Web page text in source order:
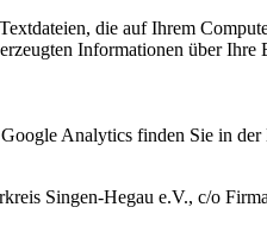
die auf Ihrem
Informationen über
Analytics finden Sie in
Singen-Hegau e.V., c/o